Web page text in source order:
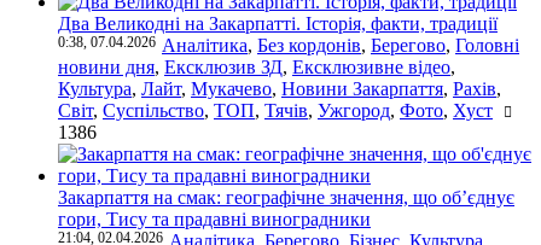
Два Великодні на Закарпатті. Історія, факти, традиції
0:38, 07.04.2026 Аналітика, Без кордонів, Берегово, Головні
новини дня, Ексклюзив ЗД, Ексклюзивне відео,
Культура, Лайт, Мукачево, Новини Закарпаття, Рахів,
Світ, Суспільство, ТОП, Тячів, Ужгород, Фото, Хуст
1386
Закарпаття на смак: географічне значення, що об’єднує
гори, Тису та прадавні виноградники
21:04, 02.04.2026